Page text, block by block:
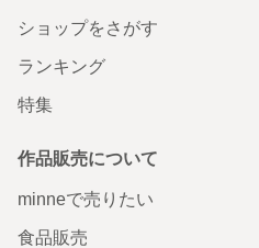
ショップをさがす
ランキング
特集
作品販売について
minneで売りたい
食品販売